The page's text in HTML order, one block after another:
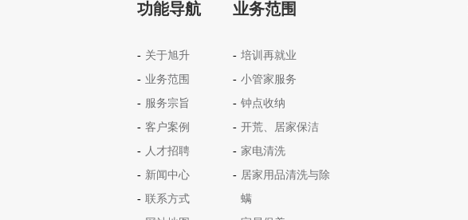
功能导航
关于旭升
业务范围
服务宗旨
客户案例
人才招聘
新闻中心
联系方式
业务范围
培训再就业
小管家服务
钟点收纳
开荒、居家保洁
家电清洗
居家用品清洗与除
螨